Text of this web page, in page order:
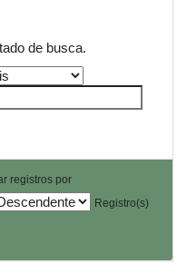
de busca.
registros por
Registro(s)